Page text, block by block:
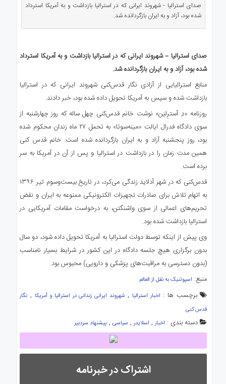
صدای استرالیا - شهروند ایرانی که در استرالیا بازداشت و به آمریکا استرداد
شده بود، آزاد و به ایران بازگردانده شد.
صدای استرالیا – شهروند ایرانی که در استرالیا بازداشت و به آمریکا استرداد
شده بود، آزاد و به ایران بازگردانده شد.
منابع استرالیایی از آزادی نگار قدس‌کنی شهروند ایرانی که در استرالیا
بازداشت شده و سپس به آمریکا تحویل داده شده بود، خبر دادند.
روزنامه «دِ آسترِلیَن» نوشت خانم قدس‌کنی چهل ساله که روز چهارشنبه از
سوی دادگاه فدرال ایالت «مینه‌سوتا» به تحمل ۲۷ ماه زندان محکوم شده
بود، روز پنجشنبه آزاد و به ایران بازگردانده شده است. خانم قدس کنی
همین مدت زمان را در بازداشت در استرالیا و پس از آن در آمریکا به سر
برده است.
قدس‌کنی که در شهر آدلاید زندگی می‌کرد، در تاریخ بیست‌وسوم تیر ۱۳۹۶
به اتهام تلاش برای صادرات تجهیزات الکترونیکی ممنوعه به ایران و نقض
تحریم‌های اعمالی از سوی واشنگتن، به درخواست مقامات آمریکایی در
استرالیا بازداشت شده بود.
وی پیش از اینکه توسط دولت استرالیا به آمریکا تحویل داده شود، دو سال
بدون برگزاری هیچ جلسه دادگاه در این کشور در شرایط بسیار نامناسب
(بدون دسترسی به مراقبت‌های پزشکی و دارویی) محبوس بود.
منبع: اسپوتنیک به نقل از العالم
برچسب ها : اخبار استرالیا , شهروند ایرانی زندانی در استرالیا و آمریکا , نگار
قدس کنی
دسته بندی : اخبار, اسلایدر, سیاسی, پیشنهاد سردبیر
اشتراک در خبرنامه